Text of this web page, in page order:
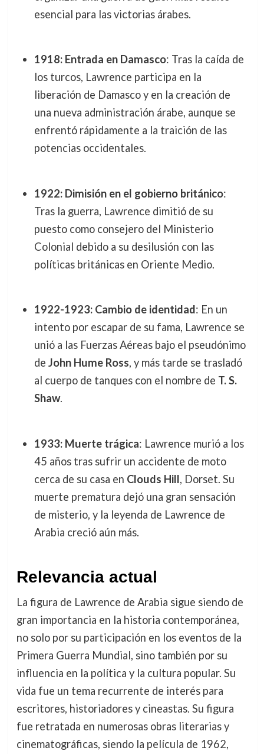
esencial para las victorias árabes.
1918: Entrada en Damasco: Tras la caída de
los turcos, Lawrence participa en la
liberación de Damasco y en la creación de
una nueva administración árabe, aunque se
enfrentó rápidamente a la traición de las
potencias occidentales.
1922: Dimisión en el gobierno británico:
Tras la guerra, Lawrence dimitió de su
puesto como consejero del Ministerio
Colonial debido a su desilusión con las
políticas británicas en Oriente Medio.
1922-1923: Cambio de identidad: En un
intento por escapar de su fama, Lawrence se
unió a las Fuerzas Aéreas bajo el pseudónimo
de John Hume Ross, y más tarde se trasladó
al cuerpo de tanques con el nombre de T. S.
Shaw.
1933: Muerte trágica: Lawrence murió a los
45 años tras sufrir un accidente de moto
cerca de su casa en Clouds Hill, Dorset. Su
muerte prematura dejó una gran sensación
de misterio, y la leyenda de Lawrence de
Arabia creció aún más.
Relevancia actual
La figura de Lawrence de Arabia sigue siendo de
gran importancia en la historia contemporánea,
no solo por su participación en los eventos de la
Primera Guerra Mundial, sino también por su
influencia en la política y la cultura popular. Su
vida fue un tema recurrente de interés para
escritores, historiadores y cineastas. Su figura
fue retratada en numerosas obras literarias y
cinematográficas, siendo la película de 1962,